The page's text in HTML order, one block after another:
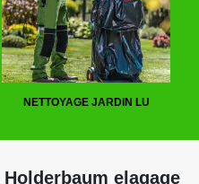
NETTOYAGE JARDIN LU
elagage